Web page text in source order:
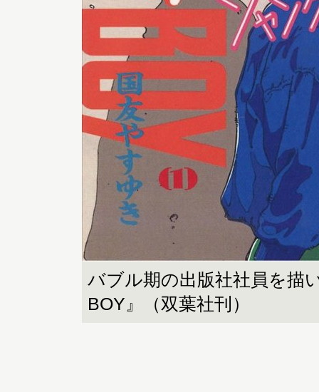
バブル期の出版社社員を描
BOY』（双葉社刊）